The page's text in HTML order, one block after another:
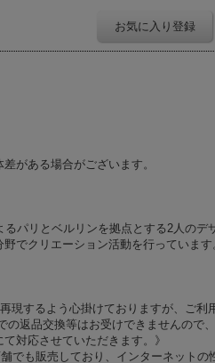
お気に入り登録
がある場合がございます。
るパリとベルリンを拠点とする2人のデ
でクリエーション活動を行っています
現するよう心掛けておりますが、ご
の返品交換等はお受けできませんので
対応させていただきます。》
でも販売しており、インターネット